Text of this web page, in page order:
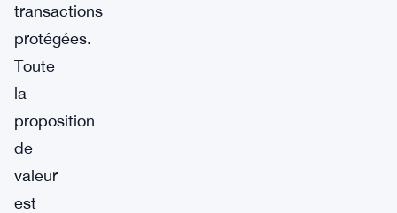
transactions
protégées.
Toute
la
proposition
de
valeur
est